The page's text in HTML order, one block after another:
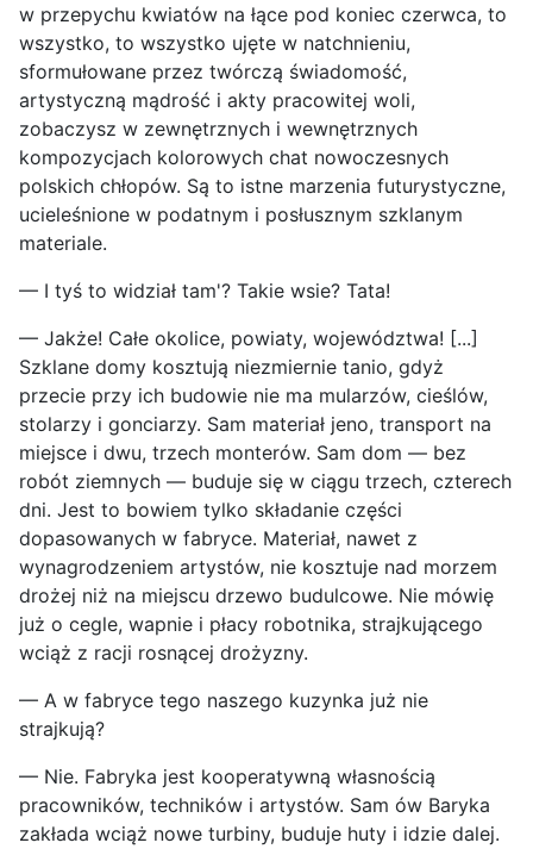
w przepychu kwiatów na łące pod koniec czerwca, to
wszystko, to wszystko ujęte w natchnieniu,
sformułowane przez twórczą świadomość,
artystyczną mądrość i akty pracowitej woli,
zobaczysz w zewnętrznych i wewnętrznych
kompozycjach kolorowych chat nowoczesnych
polskich chłopów. Są to istne marzenia futurystyczne,
ucieleśnione w podatnym i posłusznym szklanym
materiale.
— I tyś to widział tam'? Takie wsie? Tata!
— Jakże! Całe okolice, powiaty, województwa! [...]
Szklane domy kosztują niezmiernie tanio, gdyż
przecie przy ich budowie nie ma mularzów, cieślów,
stolarzy i gonciarzy. Sam materiał jeno, transport na
miejsce i dwu, trzech monterów. Sam dom — bez
robót ziemnych — buduje się w ciągu trzech, czterech
dni. Jest to bowiem tylko składanie części
dopasowanych w fabryce. Materiał, nawet z
wynagrodzeniem artystów, nie kosztuje nad morzem
drożej niż na miejscu drzewo budulcowe. Nie mówię
już o cegle, wapnie i płacy robotnika, strajkującego
wciąż z racji rosnącej drożyzny.
— A w fabryce tego naszego kuzynka już nie
strajkują?
— Nie. Fabryka jest kooperatywną własnością
pracowników, techników i artystów. Sam ów Baryka
zakłada wciąż nowe turbiny, buduje huty i idzie dalej.